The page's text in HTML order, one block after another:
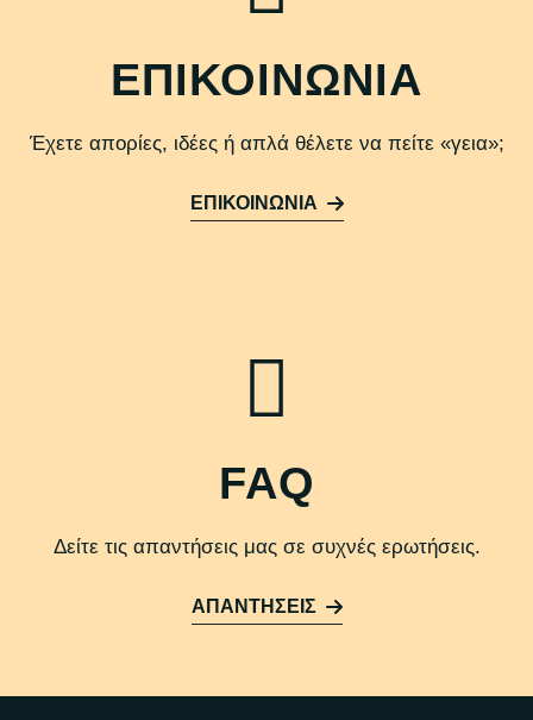
ΕΠΙΚΟΙΝΩΝΙΑ
Έχετε απορίες, ιδέες ή απλά θέλετε να πείτε «γεια»;
ΕΠΙΚΟΙΝΩΝΙΑ
FAQ
Δείτε τις απαντήσεις μας σε συχνές ερωτήσεις.
ΑΠΑΝΤΗΣΕΙΣ